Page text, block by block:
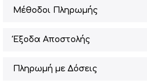
Μέθοδοι Πληρωμής
Έξοδα Αποστολής
Πληρωμή με Δόσεις